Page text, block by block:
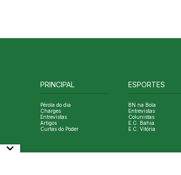
PRINCIPAL
Pérola do dia
Charges
Entrevistas
Artigos
Curtas do Poder
ESPORTES
BN na Bola
Entrevistas
Colunistas
E.C. Bahia
E.C. Vitória